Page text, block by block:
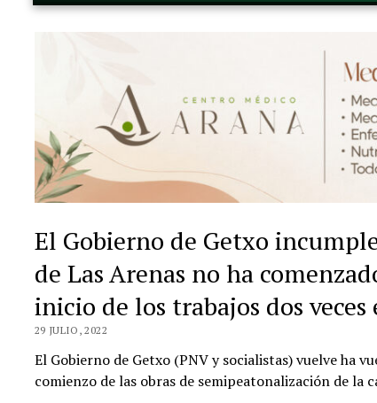
El Gobierno de Getxo
de Las Arenas no ha
inicio de los trabajos dos
29 JULIO, 2022
El Gobierno de Getxo (PNV y socialistas) vuelve ha
comienzo de las obras de semipeatonalización de la